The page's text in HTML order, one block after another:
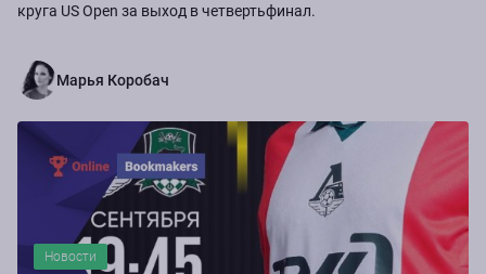
круга US Open за выход в четвертьфинал.
Марья Коробач
Новости